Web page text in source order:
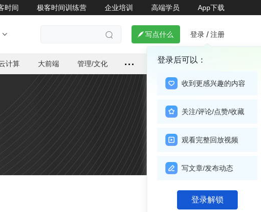
时间 极客时间训练营 企业培训 高端学员 App下载
   写点什么 登录 / 注册
登录后可以：
收到更感兴趣的内容
关注/评论/点赞/收藏
观看完整回放视频
写文章/发布动态
登录解锁
计算 大前端 管理/文化
关注